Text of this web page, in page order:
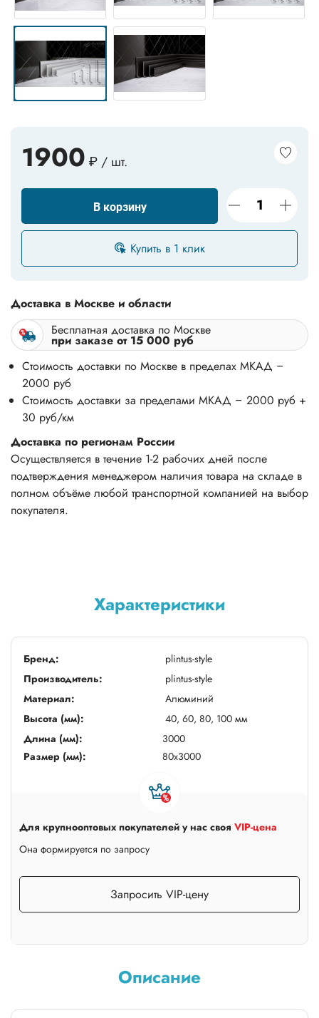
1900 ₽ / шт.
В корзину
Купить в 1 клик
Доставка в Москве и области
Бесплатная доставка по Москве
при заказе от 15 000 руб
Стоимость доставки по Москве в пределах МКАД –
2000 руб
Стоимость доставки за пределами МКАД – 2000 руб +
30 руб/км
Доставка по регионам России
Осуществляется в течение 1-2 рабочих дней после
подтверждения менеджером наличия товара на складе в
полном объёме любой транспортной компанией на выбор
покупателя.
Характеристики
Бренд:
plintus-style
Производитель:
plintus-style
Материал:
Алюминий
Высота (мм):
40, 60, 80, 100 мм
Длина (мм):
3000
Размер (мм):
80x3000
Для крупнооптовых покупателей у нас своя VIP-цена
Она формируется по запросу
Запросить VIP-цену
Описание